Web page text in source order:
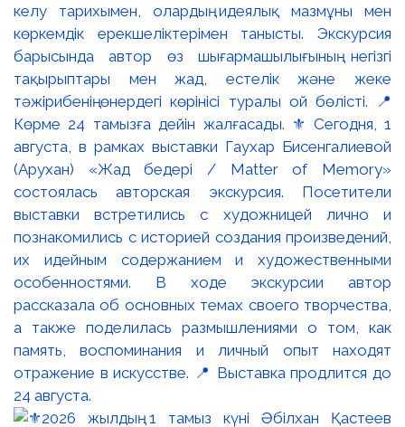
келу тарихымен, олардың идеялық мазмұны мен
көркемдік ерекшеліктерімен танысты. Экскурсия
барысында автор өз шығармашылығының негізгі
тақырыптары мен жад, естелік және жеке
тәжірибенің өнердегі көрінісі туралы ой бөлісті. 📍
Көрме 24 тамызға дейін жалғасады. ⚜️ Сегодня, 1
августа, в рамках выставки Гаухар Бисенгалиевой
(Арухан) «Жад бедері / Matter of Memory»
состоялась авторская экскурсия. Посетители
выставки встретились с художницей лично и
познакомились с историей создания произведений,
их идейным содержанием и художественными
особенностями. В ходе экскурсии автор
рассказала об основных темах своего творчества,
а также поделилась размышлениями о том, как
память, воспоминания и личный опыт находят
отражение в искусстве. 📍 Выставка продлится до
24 августа.